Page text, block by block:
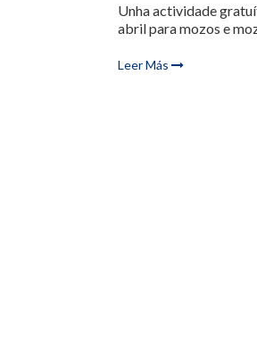
Unha actividade
abril para mozos e
Leer Más